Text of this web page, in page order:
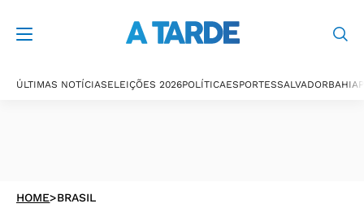
ÚLTIMAS NOTÍCIASELEIÇÕES 2026POLÍTICAESPORTESSALVADORBAHIA
HOME>BRASIL